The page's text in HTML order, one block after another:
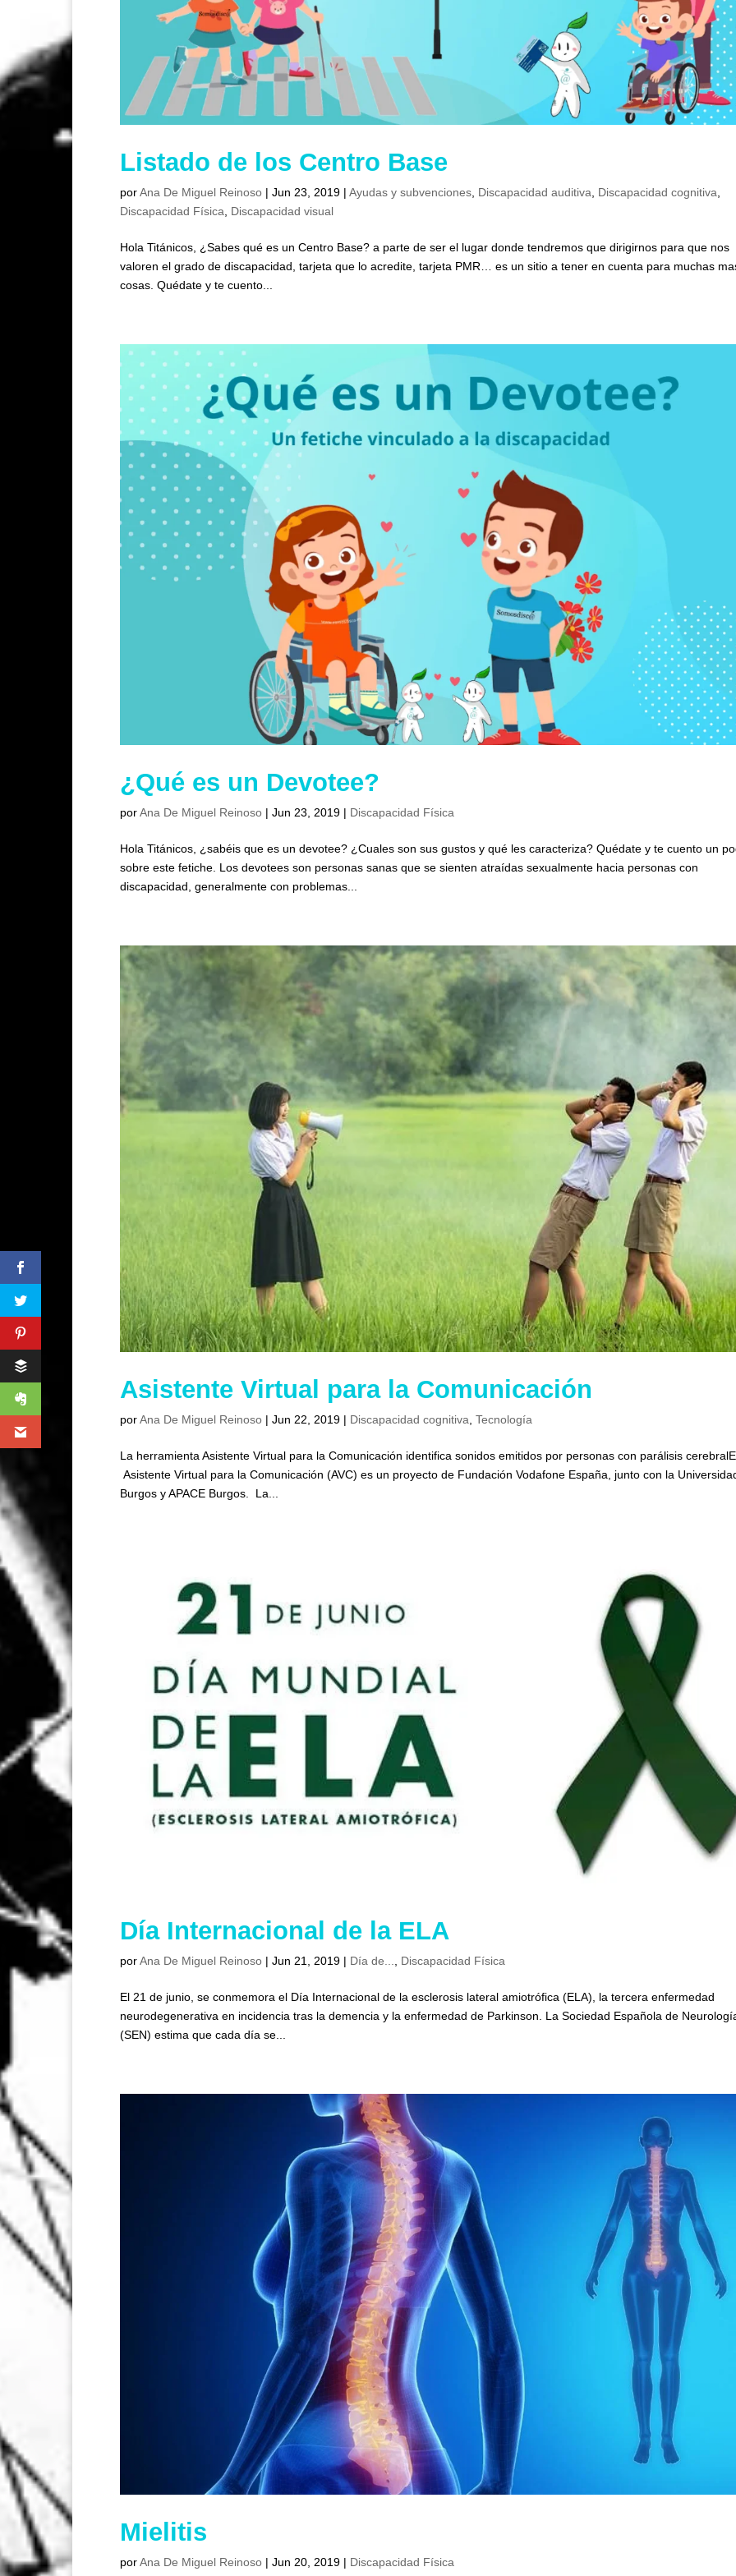
Listado de los Centro Base
porAna De Miguel Reinoso |Jun 23, 2019 |Ayudas y subvenciones Discapacidad auditiva Discapacidad cognitiva
Discapacidad Física
Discapacidad visual
Hola Titánicos, ¿Sabes qué es un Centro Base? a parte de ser el lugar donde tendremos que dirigirnos para que nos
valoren el grado de discapacidad, tarjeta que lo acredite, tarjeta PMR… es un sitio a tener en cuenta para muchas
cosas. Quédate y te cuento...
¿Qué es un Devotee?
porAna De Miguel Reinoso |Jun 23, 2019 | Discapacidad Física
Hola Titánicos, ¿sabéis que es un devotee? ¿Cuales son sus gustos y qué les caracteriza? Quédate y te cuento un
sobre este fetiche. Los devotees son personas sanas que se sienten atraídas sexualmente hacia personas con
discapacidad, generalmente con problemas...
Asistente Virtual para la Comunicación
porAna De Miguel Reinoso |Jun 22, 2019 | Discapacidad cognitiva ,Tecnología
La herramienta Asistente Virtual para la Comunicación identifica sonidos emitidos por personas con parálisis
Asistente Virtual para la Comunicación (AVC) es un proyecto de Fundación Vodafone España, junto con la
Burgos y APACE Burgos. La...
Día Internacional de la ELA
porAna De Miguel Reinoso |Jun 21, 2019 | Día de... Discapacidad Física
El 21 de junio, se conmemora el Día Internacional de la esclerosis lateral amiotrófica (ELA), la tercera enfermedad
neurodegenerativa en incidencia tras la demencia y la enfermedad de Parkinson. La Sociedad Española de
(SEN) estima que cada día se...
Mielitis
porAna De Miguel Reinoso |Jun 20, 2019 | Discapacidad Física